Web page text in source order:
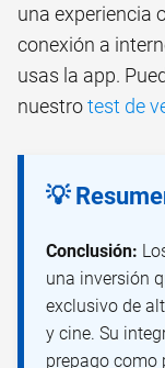
una experiencia
conexión a
usas la app.
nuestrotest de
💡
Conclusión:
una inversión
exclusivo de
y cine. Su
prepago como